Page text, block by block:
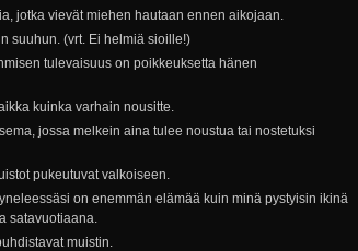
jotka vievät miehen hautaan ennen aikojaan.
suuhun. (vrt. Ei helmiä sioille!)
tulevaisuus on poikkeuksetta hänen
kuinka varhain nousitte.
jossa melkein aina tulee noustua tai nostetuksi
pukeutuvat valkoiseen.
on enemmän elämää kuin minä pystyisin ikinä
satavuotiaana.
muistin.